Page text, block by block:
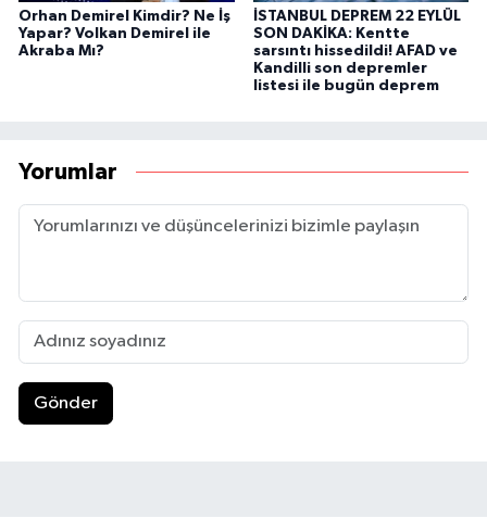
Orhan Demirel Kimdir? Ne İş
Yapar? Volkan Demirel ile
Akraba Mı?
İSTANBUL DEPREM 22 EYLÜL
SON DAKİKA: Kentte
sarsıntı hissedildi! AFAD ve
Kandilli son depremler
listesi ile bugün deprem
Yorumlar
Gönder